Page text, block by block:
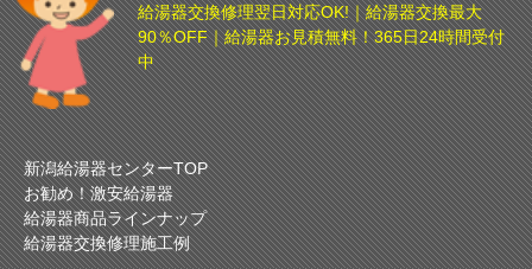
給湯器交換修理翌日対応OK!｜給湯器交換最大
90％OFF｜給湯器お見積無料！365日24時間受付
中
新潟給湯器センターTOP
お勧め！激安給湯器
給湯器商品ラインナップ
給湯器交換修理施工例